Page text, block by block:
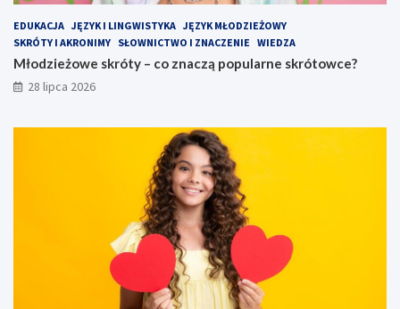
EDUKACJA JĘZYK I LINGWISTYKA JĘZYK MŁODZIEŻOWY
SKRÓTY I AKRONIMY SŁOWNICTWO I ZNACZENIE WIEDZA
Młodzieżowe skróty – co znaczą popularne skrótowce?
28 lipca 2026